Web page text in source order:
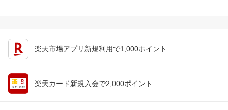
楽天市場アプリ新規利用で1,000ポイント
楽天カード新規入会で2,000ポイント